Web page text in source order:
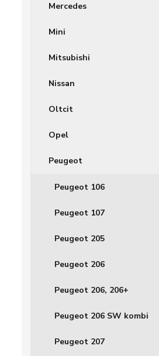
Mercedes
Mini
Mitsubishi
Nissan
Oltcit
Opel
Peugeot
Peugeot 106
Peugeot 107
Peugeot 205
Peugeot 206
Peugeot 206, 206+
Peugeot 206 SW kombi
Peugeot 207